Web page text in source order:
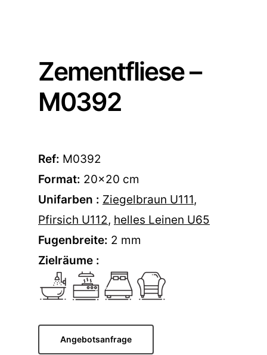
Zementfliese –
M0392
Ref: M0392
Format: 20×20 cm
Unifarben : Ziegelbraun U111,
Pfirsich U112, helles Leinen U65
Fugenbreite: 2 mm
Zielräume :
Angebotsanfrage